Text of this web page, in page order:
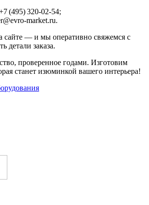
(495) 320‑02‑54;
сайте — и мы оперативно свяжемся с
детали заказа.
проверенное годами. Изготовим
станет изюминкой вашего интерьера!